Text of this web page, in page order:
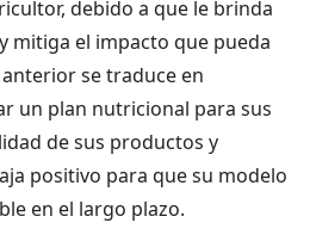
debido a que le brinda
mitiga el impacto que pueda
se traduce en
un plan nutricional para sus
de sus productos y
positivo para que su modelo
en el largo plazo.